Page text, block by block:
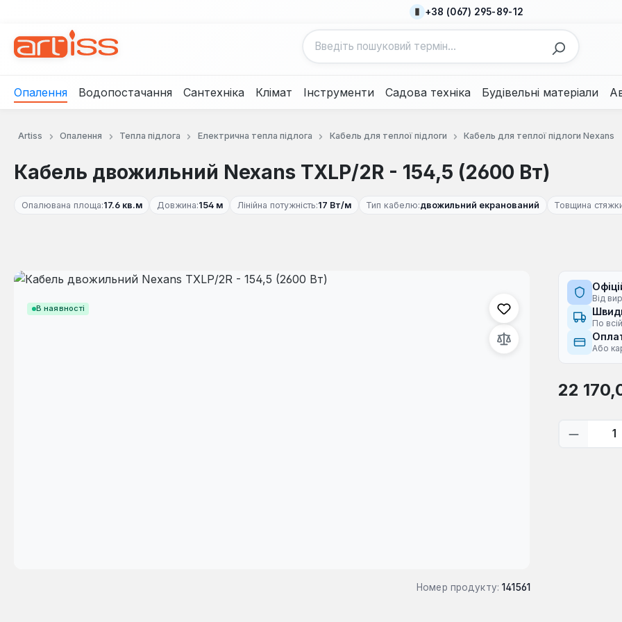
+38 (067) 295-89-12
Опалення Водопостачання Сантехніка Клімат Інструменти Садова техніка Будівельні матеріали
Artiss Опалення Тепла підлога Електрична тепла підлога Кабель для теплої підлоги Кабель для теплої підлоги Nexans
Кабель двожильний Nexans TXLP/2R - 154,5 (2600 Вт)
Опалювана площа:17.6 кв.м Довжина:154 м Лінійна потужність:17 Вт/м Тип кабелю:двожильний екранований Товщина
В наявності
Пропустити галерею зображень
Номер продукту: 141561
Від
По
Або
Звичайна
22